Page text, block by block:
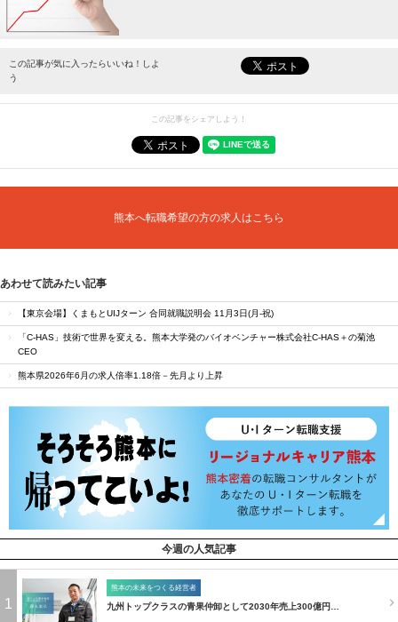
最新情報をお届けします。
この記事が気に入ったらいいね！しよ
う
この記事をシェアしよう！
熊本へ転職希望の方の求人はこちら
あわせて読みたい記事
【東京会場】くまもとUIJターン 合同就職説明会 11月3日(月-祝)
「C-HAS」技術で世界を変える。熊本大学発のバイオベンチャー株式会社C-HAS＋の菊池
CEO
熊本県2026年6月の求人倍率1.18倍－先月より上昇
今週の人気記事
1
熊本の未来をつくる経営者
九州トップクラスの青果仲卸として2030年売上300億円…